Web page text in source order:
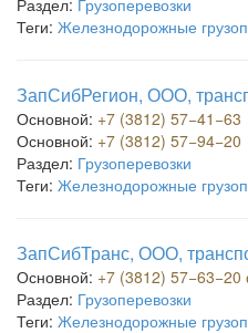
Раздел: Грузоперевозки
Теги: Железнодорожные
ЗапСибРегион, ООО,
Основной: +7 (3812) 57−41−63
Основной: +7 (3812) 57−94−20
Раздел: Грузоперевозки
Теги: Железнодорожные
ЗапСибТранс, ООО,
Основной: +7 (3812) 57−63−20
Раздел: Грузоперевозки
Теги: Железнодорожные